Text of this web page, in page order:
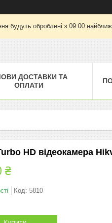
будуть оброблені з 09:00
ДОСТАВКИ ТА
ОПЛАТИ
HD відеокамера
₴
Код: 5810